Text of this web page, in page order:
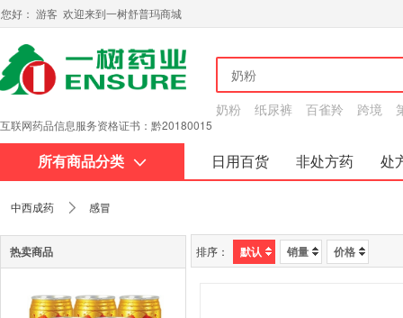
您好： 游客 欢迎来到一树舒普玛商城
互联网药品信息服务资格证书：黔20180015
奶粉 纸尿裤 百雀羚 跨境
所有商品分类 日用百货 非处方药
处
中西成药 感冒
热卖商品 排序： 默认 销量 价格